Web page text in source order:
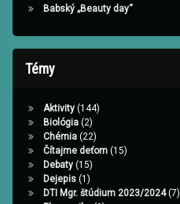
Babský „Beauty day“
Témy
Aktivity(144)
Biológia(2)
Chémia(22)
Čítajme deťom(15)
Debaty(15)
Dejepis(1)
DTI Mgr. štúdium 2023/2024(7)